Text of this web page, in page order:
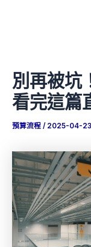
別再被坑
看完這篇
預算流程 / 2025-04-23